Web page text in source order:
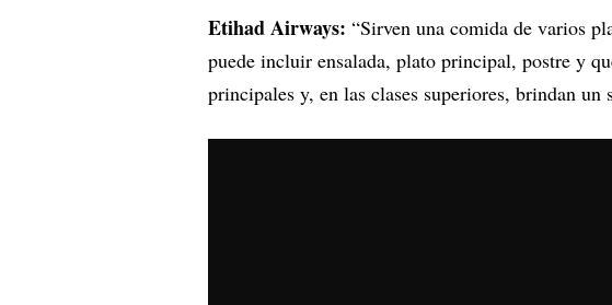
Etihad Airways: “Sirven una comida de varios
puede incluir ensalada, plato principal, postre y
principales y, en las clases superiores, brindan